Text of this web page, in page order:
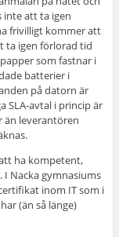
att ta igen
frivilligt kommer att
ta igen förlorad tid
som fastnar i
batterier i
på datorn är
SLA-avtal i princip är
än leverantören
ha kompetent,
Nacka gymnasiums
inom IT som i
(än så länge)